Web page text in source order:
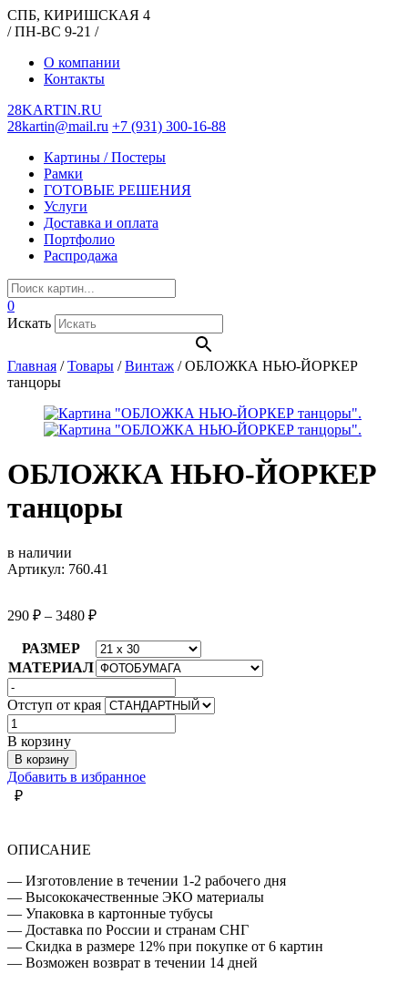
СПБ, КИРИШСКАЯ 4
/ ПН-ВС 9-21 /
О компании
Контакты
28KARTIN.RU
28kartin@mail.ru +7 (931) 300-16-88
Картины / Постеры
Рамки
ГОТОВЫЕ РЕШЕНИЯ
Услуги
Доставка и оплата
Портфолио
Распродажа
0
Искать
Главная /Товары /Винтаж /ОБЛОЖКА НЬЮ-ЙОРКЕР
танцоры
ОБЛОЖКА НЬЮ-ЙОРКЕР
танцоры
в наличии
Артикул: 760.41
290 ₽ – 3480 ₽
РАЗМЕР
МАТЕРИАЛ
Отступ от края
Количество
товара
ОБЛОЖКА
НЬЮ-
ЙОРКЕР
танцоры
В корзину
В корзину
Добавить в избранное
₽
ОПИСАНИЕ
— Изготовление в течении 1-2 рабочего дня
— Высококачественные ЭКО материалы
— Упаковка в картонные тубусы
— Доставка по России и странам СНГ
— Скидка в размере 12% при покупке от 6 картин
— Возможен возврат в течении 14 дней